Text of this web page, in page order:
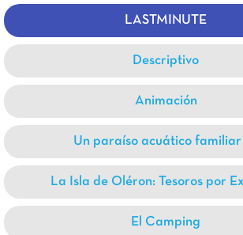
LASTMINUTE
Descriptivo
Animación
Un paraíso acuático familiar
La Isla de Oléron: Tesoros por
El Camping